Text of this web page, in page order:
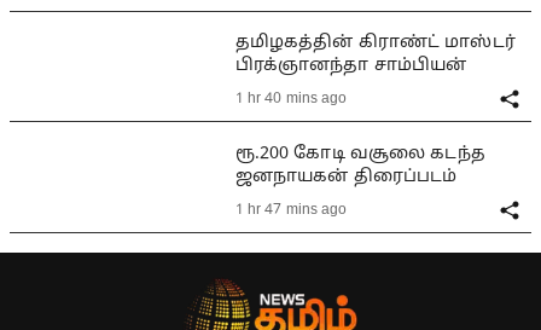
தமிழகத்தின் கிராண்ட் மாஸ்டர்
பிரக்ஞானந்தா சாம்பியன்
1 hr 40 mins ago
ரூ.200 கோடி வசூலை கடந்த
ஜனநாயகன் திரைப்படம்
1 hr 47 mins ago